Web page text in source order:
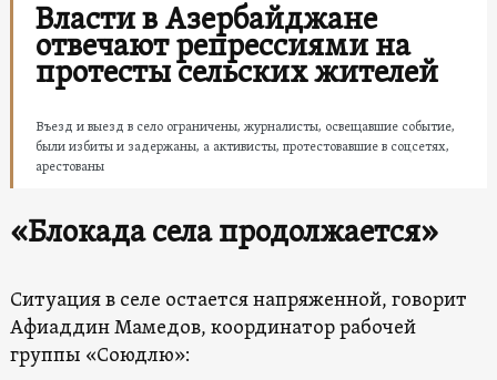
Власти в Азербайджане
отвечают репрессиями на
протесты сельских жителей
Въезд и выезд в село ограничены, журналисты, освещавшие событие,
были избиты и задержаны, а активисты, протестовавшие в соцсетях,
арестованы
«Блокада села продолжается»
Ситуация в селе остается напряженной, говорит
Афиаддин Мамедов, координатор рабочей
группы «Союдлю»: